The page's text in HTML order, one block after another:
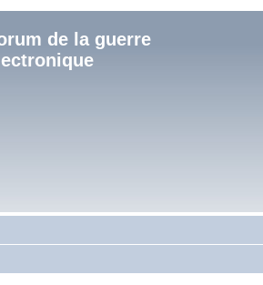
de la guerre